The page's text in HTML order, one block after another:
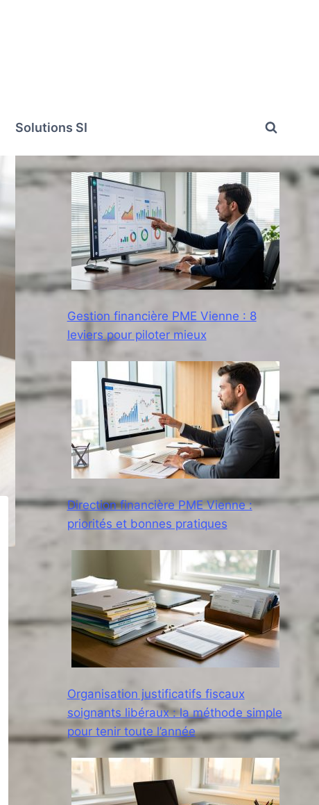
Solutions SI
Gestion financière PME Vienne : 8
leviers pour piloter mieux
Direction financière PME Vienne :
priorités et bonnes pratiques
Organisation justificatifs fiscaux
soignants libéraux : la méthode simple
pour tenir toute l’année